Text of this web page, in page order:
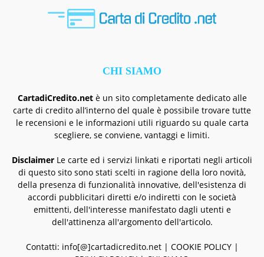
CHI SIAMO
CartadiCredito.netè un sito completamente dedicato alle
carte di credito all’interno del quale è possibile trovare tutte
le recensioni e le informazioni utili riguardo su quale carta
scegliere, se conviene, vantaggi e limiti.
Disclaimer Le carte ed i servizi linkati e riportati negli articoli
di questo sito sono stati scelti in ragione della loro novità,
della presenza di funzionalità innovative, dell'esistenza di
accordi pubblicitari diretti e/o indiretti con le società
emittenti, dell'interesse manifestato dagli utenti e
dell'attinenza all'argomento dell'articolo.
Contatti: info[@]cartadicredito.net | COOKIE POLICY|